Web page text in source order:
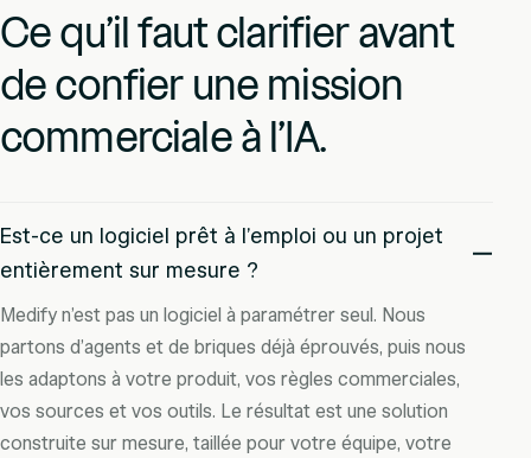
Ce qu’il faut clarifier avant
de confier une mission
commerciale à l’IA.
Est-ce un logiciel prêt à l’emploi ou un projet
entièrement sur mesure ?
Medify n’est pas un logiciel à paramétrer seul. Nous
partons d’agents et de briques déjà éprouvés, puis nous
les adaptons à votre produit, vos règles commerciales,
vos sources et vos outils. Le résultat est une solution
construite sur mesure, taillée pour votre équipe, votre